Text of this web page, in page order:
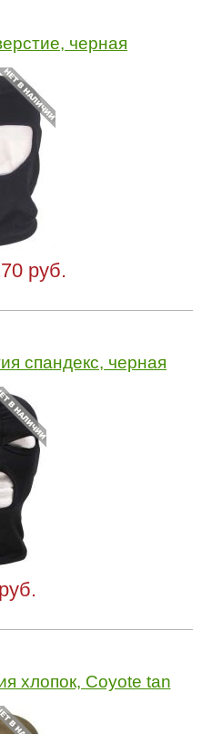
черная
руб.
спандекс, черная
хлопок, Coyote tan